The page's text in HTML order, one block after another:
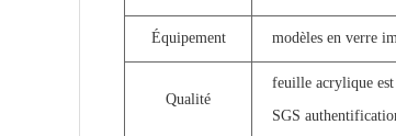
Équipement modèles en verre
Qualité
feuille acrylique
SGS